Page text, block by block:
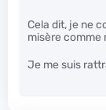
Cela dit, je ne
misère comme
Je me suis